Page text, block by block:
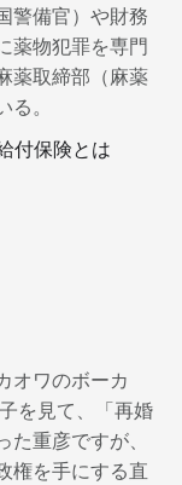
警備官）や財務
薬物犯罪を専門
薬取締部（麻薬
。
付保険とは
オワのボーカ
を見て、「再婚
重彦ですが、
権を手にする直